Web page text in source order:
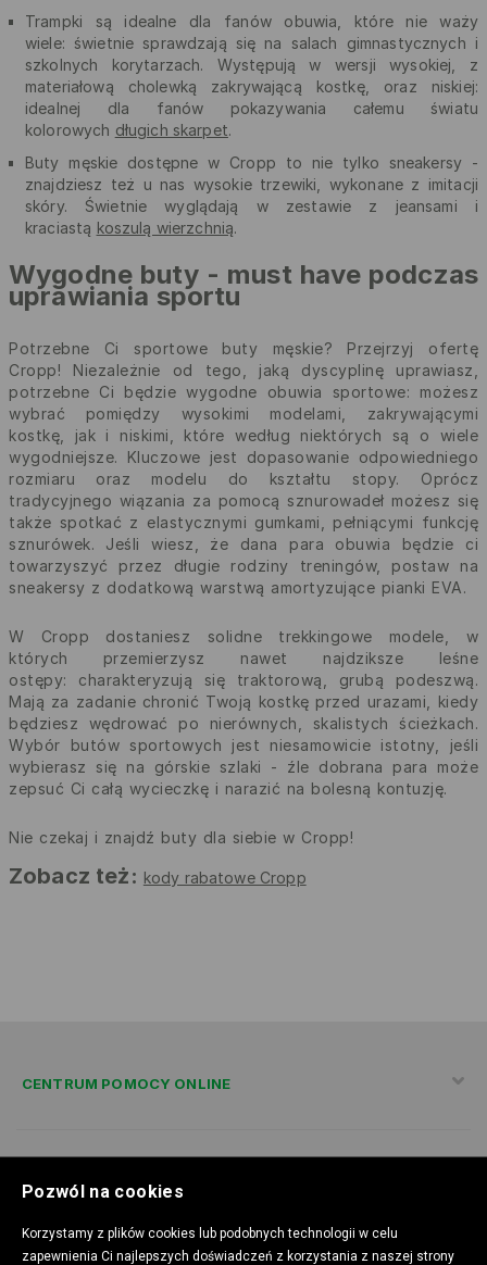
Pozwól na cookies
Korzystamy z plików cookies lub podobnych technologii w celu
zapewnienia Ci najlepszych doświadczeń z korzystania z naszej strony
Trampki są idealne dla fanów obuwia, które nie waży
wiele: świetnie sprawdzają się na salach gimnastycznych i
szkolnych korytarzach. Występują w wersji wysokiej, z
materiałową cholewką zakrywającą kostkę, oraz niskiej:
idealnej dla fanów pokazywania całemu światu
kolorowych długich skarpet.
Buty męskie dostępne w Cropp to nie tylko sneakersy -
znajdziesz też u nas wysokie trzewiki, wykonane z imitacji
skóry. Świetnie wyglądają w zestawie z jeansami i
kraciastą koszulą wierzchnią.
Wygodne buty - must have podczas
uprawiania sportu
Potrzebne Ci sportowe buty męskie? Przejrzyj ofertę
Cropp! Niezależnie od tego, jaką dyscyplinę uprawiasz,
potrzebne Ci będzie wygodne obuwia sportowe: możesz
wybrać pomiędzy wysokimi modelami, zakrywającymi
kostkę, jak i niskimi, które według niektórych są o wiele
wygodniejsze. Kluczowe jest dopasowanie odpowiedniego
rozmiaru oraz modelu do kształtu stopy. Oprócz
tradycyjnego wiązania za pomocą sznurowadeł możesz się
także spotkać z elastycznymi gumkami, pełniącymi funkcję
sznurówek. Jeśli wiesz, że dana para obuwia będzie ci
towarzyszyć przez długie rodziny treningów, postaw na
sneakersy z dodatkową warstwą amortyzujące pianki EVA.
W Cropp dostaniesz solidne trekkingowe modele, w
których przemierzysz nawet najdziksze leśne
ostępy: charakteryzują się traktorową, grubą podeszwą.
Mają za zadanie chronić Twoją kostkę przed urazami, kiedy
będziesz wędrować po nierównych, skalistych ścieżkach.
Wybór butów sportowych jest niesamowicie istotny, jeśli
wybierasz się na górskie szlaki - źle dobrana para może
zepsuć Ci całą wycieczkę i narazić na bolesną kontuzję.
Nie czekaj i znajdź buty dla siebie w Cropp!
Zobacz też: kody rabatowe Cropp
CENTRUM POMOCY ONLINE